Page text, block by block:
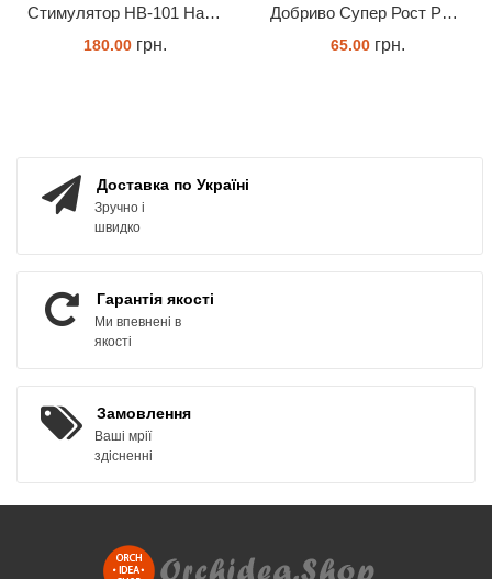
Стимулятор HB-101 Натуральний віталайзер 6 мл
180.00грн.
Добриво Супер Рост Peters Hi Nitro 30-10-10 + мікроелементи
65.00грн.
Доставка по Україні
Зручно і
швидко
Гарантія якості
Ми впевнені в
якості
Замовлення
Ваші мрії
здісненні